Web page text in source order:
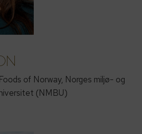
of Norway, Norges miljø- og
(NMBU)